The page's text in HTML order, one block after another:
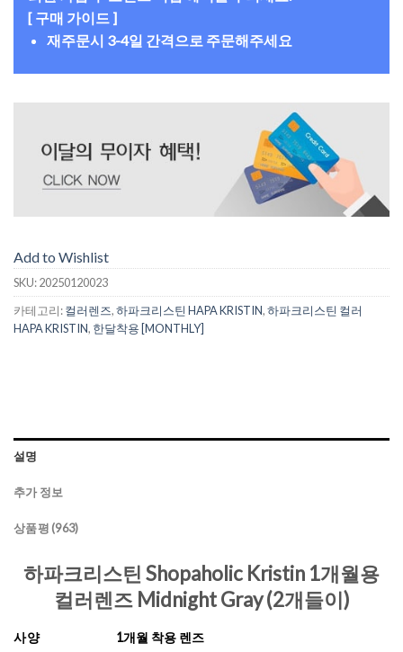
[ 구매 가이드 ]
재주문시 3-4일 간격으로 주문해주세요
Add to Wishlist
SKU:20250120023
카테고리:컬러렌즈,하파크리스틴 HAPA KRISTIN,하파크리스틴 컬러
HAPA KRISTIN, 한달착용 [MONTHLY]
설명
추가 정보
상품평 (963)
하파크리스틴 Shopaholic Kristin 1개월용
컬러렌즈 Midnight Gray (2개들이)
사양 1개월 착용 렌즈